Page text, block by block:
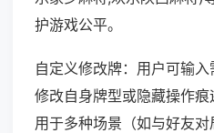
护游戏公平。
自定义修改牌：用户可输入
修改自身牌型或隐藏操作痕
用于多种场景（如与好友